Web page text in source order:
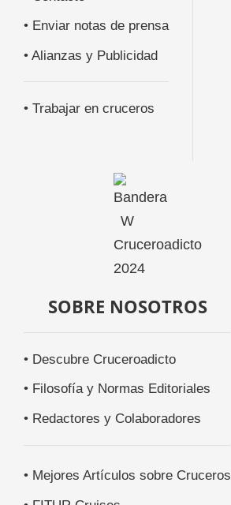
• Enviar notas de prensa
• Alianzas y Publicidad
• Trabajar en cruceros
SOBRE NOSOTROS
• Descubre Cruceroadicto
• Filosofía y Normas Editoriales
• Redactores y Colaboradores
• Mejores Artículos sobre Cruceros